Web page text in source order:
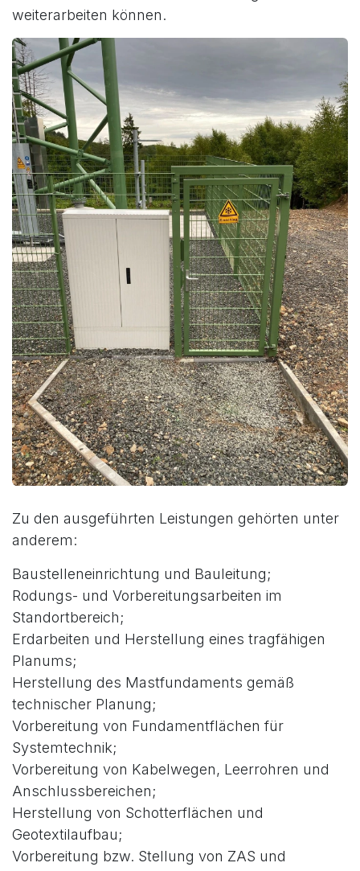
weiterarbeiten können.
Zu den ausgeführten Leistungen gehörten unter
anderem:
Baustelleneinrichtung und Bauleitung;
Rodungs- und Vorbereitungsarbeiten im
Standortbereich;
Erdarbeiten und Herstellung eines tragfähigen
Planums;
Herstellung des Mastfundaments gemäß
technischer Planung;
Vorbereitung von Fundamentflächen für
Systemtechnik;
Vorbereitung von Kabelwegen, Leerrohren und
Anschlussbereichen;
Herstellung von Schotterflächen und
Geotextilaufbau;
Vorbereitung bzw. Stellung von ZAS und